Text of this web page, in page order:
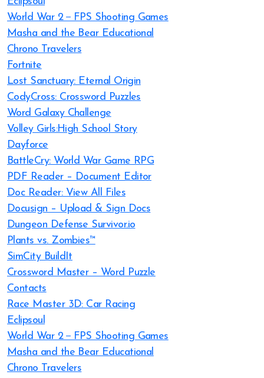
World War 2－FPS Shooting Games
Masha and the Bear Educational
Chrono Travelers
Fortnite
Lost Sanctuary: Eternal Origin
CodyCross: Crossword Puzzles
Word Galaxy Challenge
Volley Girls:High School Story
Dayforce
BattleCry: World War Game RPG
PDF Reader – Document Editor
Doc Reader: View All Files
Docusign – Upload & Sign Docs
Dungeon Defense Survivor.io
Plants vs. Zombies™
SimCity BuildIt
Crossword Master – Word Puzzle
Contacts
Race Master 3D: Car Racing
Eclipsoul
World War 2－FPS Shooting Games
Masha and the Bear Educational
Chrono Travelers